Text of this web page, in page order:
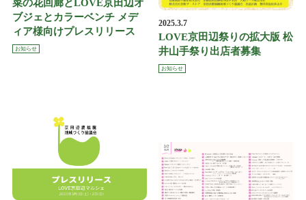
菜の花回廊とLOVE京田辺オ
ブジェとカラーベンチ メデ
ィア様向けプレスリリース
お知らせ
2025.3.7
LOVE京田辺祭りの拡大版 松
井山手祭り出店者募集
お知らせ